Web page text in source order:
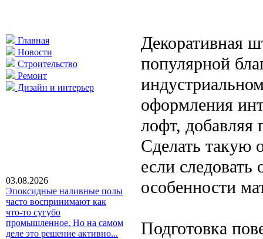
Главная
Новости
Строительство
Ремонт
Дизайн и интерьер
03.08.2026
Эпоксидные наливные полы
часто воспринимают как
что-то сугубо
промышленное. Но на самом
деле это решение активно...
Декоративная
популярной
оформления
лофт, добавляя
Сделать такую
если
особенности
Подготовка